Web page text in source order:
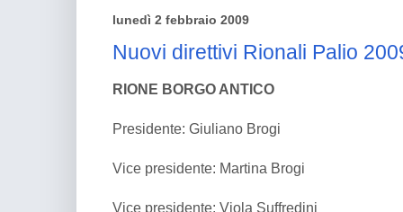
lunedì 2 febbraio 2009
Nuovi direttivi Rionali Palio
RIONE BORGO ANTICO
Presidente: Giuliano Brogi
Vice presidente: Martina Brogi
Vice presidente: Viola Suffredini